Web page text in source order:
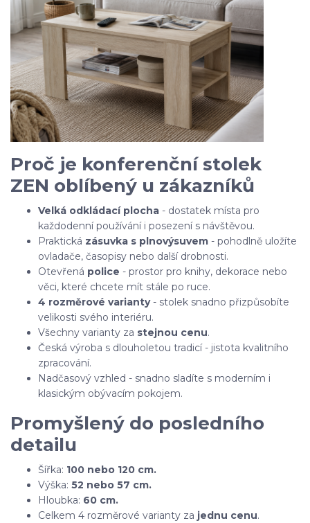
Proč je konferenční stolek
ZEN oblíbený u zákazníků
Velká odkládací plocha - dostatek místa pro
každodenní používání i posezení s návštěvou.
Praktická zásuvka s plnovýsuvem - pohodlně uložíte
ovladače, časopisy nebo další drobnosti.
Otevřená police - prostor pro knihy, dekorace nebo
věci, které chcete mít stále po ruce.
4 rozměrové varianty- stolek snadno přizpůsobíte
velikosti svého interiéru.
Všechny varianty za stejnou cenu.
Česká výroba s dlouholetou tradicí - jistota kvalitního
zpracování.
Nadčasový vzhled - snadno sladíte s moderním i
klasickým obývacím pokojem.
Promyšlený do posledního
detailu
Šířka: 100 nebo 120 cm.
Výška: 52 nebo 57 cm.
Hloubka: 60 cm.
Celkem 4 rozměrové varianty za jednu cenu.